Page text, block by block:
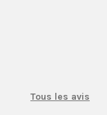
Tous les avis